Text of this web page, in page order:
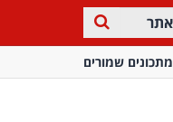
מתכונים שמורים